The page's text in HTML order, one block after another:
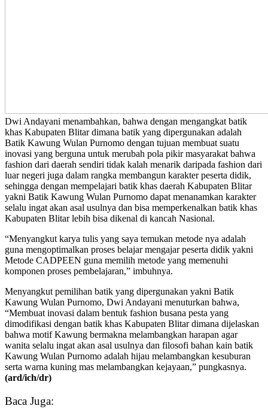
Dwi Andayani menambahkan, bahwa dengan mengangkat batik
khas Kabupaten Blitar dimana batik yang dipergunakan adalah
Batik Kawung Wulan Purnomo dengan tujuan membuat suatu
inovasi yang berguna untuk merubah pola pikir masyarakat bahwa
fashion dari daerah sendiri tidak kalah menarik daripada fashion dari
luar negeri juga dalam rangka membangun karakter peserta didik,
sehingga dengan mempelajari batik khas daerah Kabupaten Blitar
yakni Batik Kawung Wulan Purnomo dapat menanamkan karakter
selalu ingat akan asal usulnya dan bisa memperkenalkan batik khas
Kabupaten Blitar lebih bisa dikenal di kancah Nasional.
“Menyangkut karya tulis yang saya temukan metode nya adalah
guna mengoptimalkan proses belajar mengajar peserta didik yakni
Metode CADPEEN guna memilih metode yang memenuhi
komponen proses pembelajaran,” imbuhnya.
Menyangkut pemilihan batik yang dipergunakan yakni Batik
Kawung Wulan Purnomo, Dwi Andayani menuturkan bahwa,
“Membuat inovasi dalam bentuk fashion busana pesta yang
dimodifikasi dengan batik khas Kabupaten Blitar dimana dijelaskan
bahwa motif Kawung bermakna melambangkan harapan agar
wanita selalu ingat akan asal usulnya dan filosofi bahan kain batik
Kawung Wulan Purnomo adalah hijau melambangkan kesuburan
serta warna kuning mas melambangkan kejayaan,” pungkasnya.
(ard/ich/dr)
Baca Juga: